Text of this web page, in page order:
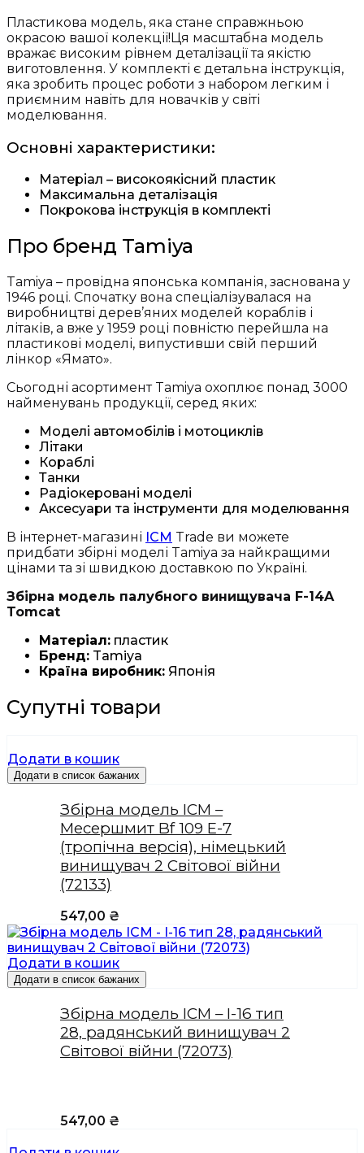
Пластикова модель, яка стане справжньою
окрасою вашої колекції!Ця масштабна модель
вражає високим рівнем деталізації та якістю
виготовлення. У комплекті є детальна інструкція,
яка зробить процес роботи з набором легким і
приємним навіть для новачків у світі
моделювання.
Основні характеристики:
Матеріал – високоякісний пластик
Максимальна деталізація
Покрокова інструкція в комплекті
Про бренд Tamiya
Tamiya – провідна японська компанія, заснована у
1946 році. Спочатку вона спеціалізувалася на
виробництві дерев’яних моделей кораблів і
літаків, а вже у 1959 році повністю перейшла на
пластикові моделі, випустивши свій перший
лінкор «Ямато».
Сьогодні асортимент Tamiya охоплює понад 3000
найменувань продукції, серед яких:
Моделі автомобілів і мотоциклів
Літаки
Кораблі
Танки
Радіокеровані моделі
Аксесуари та інструменти для моделювання
В інтернет-магазині ICM Trade ви можете
придбати збірні моделі Tamiya за найкращими
цінами та зі швидкою доставкою по Україні.
Збірна модель палубного винищувача F-14A
Tomcat
Матеріал: пластик
Бренд: Tamiya
Країна виробник: Японія
Супутні товари
Додати в кошик
Додати в список бажаних
Збірна модель ICM –
Месершмит Bf 109 E-7
(тропічна версія), німецький
винищувач 2 Світової війни
(72133)
547,00 ₴
Додати в кошик
Додати в список бажаних
Збірна модель ICM – І-16 тип
28, радянський винищувач 2
Світової війни (72073)
547,00 ₴